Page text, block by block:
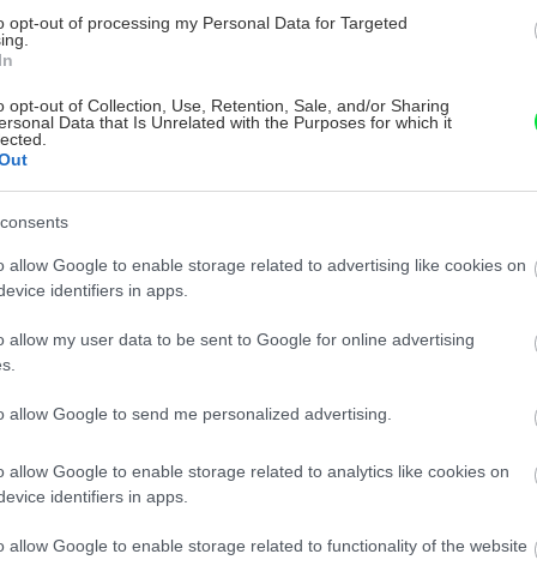
opt-out of processing my Personal Data for Targeted
opt-out of Collection, Use, Retention, Sale, and/or Sharing
Data that Is Unrelated with the Purposes for which it
allow Google to enable storage related to advertising like cookies on
identifiers in apps.
allow my user data to be sent to Google for online advertising
allow Google to send me personalized advertising.
allow Google to enable storage related to analytics like cookies on
identifiers in apps.
allow Google to enable storage related to functionality of the website
oslabená, zakrpatená či s rôznymi
aj
typická aj pre niektoré veľmi skoré a
teda nemusia mať záhradkári zbytočné